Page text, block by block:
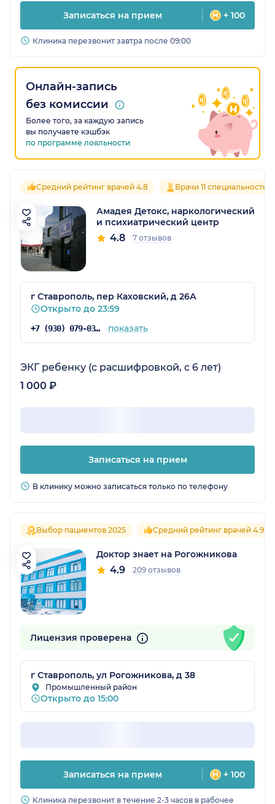
Записаться на прием + 100
Клиника перезвонит завтра после 09:00
Онлайн-запись
без комиссии
Более того, за каждую запись
вы получаете кэшбэк
по программе лояльности
Средний рейтинг врачей 4.8 Врачи 11 специальностей
Амадея Детокс, наркологический
и психиатрический центр
4.8 7 отзывов
г Ставрополь, пер Каховский, д 26А
Открыто до 23:59
+7 (930) 079-03-91 показать
ЭКГ ребенку (с расшифровкой, с 6 лет)
1 000 ₽
Записаться на прием
В клинику можно записаться только по телефону
Выбор пациентов 2025 Средний рейтинг врачей 4.9
Доктор знает на Рогожникова
4.9 209 отзывов
Лицензия проверена
г Ставрополь, ул Рогожникова, д 38
Промышленный район
Открыто до 15:00
Записаться на прием + 100
Клиника перезвонит в течение 2-3 часов в рабочее